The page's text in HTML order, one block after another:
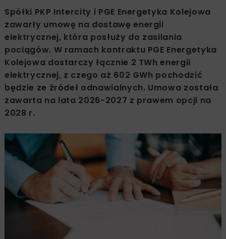
Spółki PKP Intercity i PGE Energetyka Kolejowa
zawarły umowę na dostawę energii
elektrycznej, która posłuży do zasilania
pociągów. W ramach kontraktu PGE Energetyka
Kolejowa dostarczy łącznie 2 TWh energii
elektrycznej, z czego aż 602 GWh pochodzić
będzie ze źródeł odnawialnych. Umowa została
zawarta na lata 2026-2027 z prawem opcji na
2028 r.